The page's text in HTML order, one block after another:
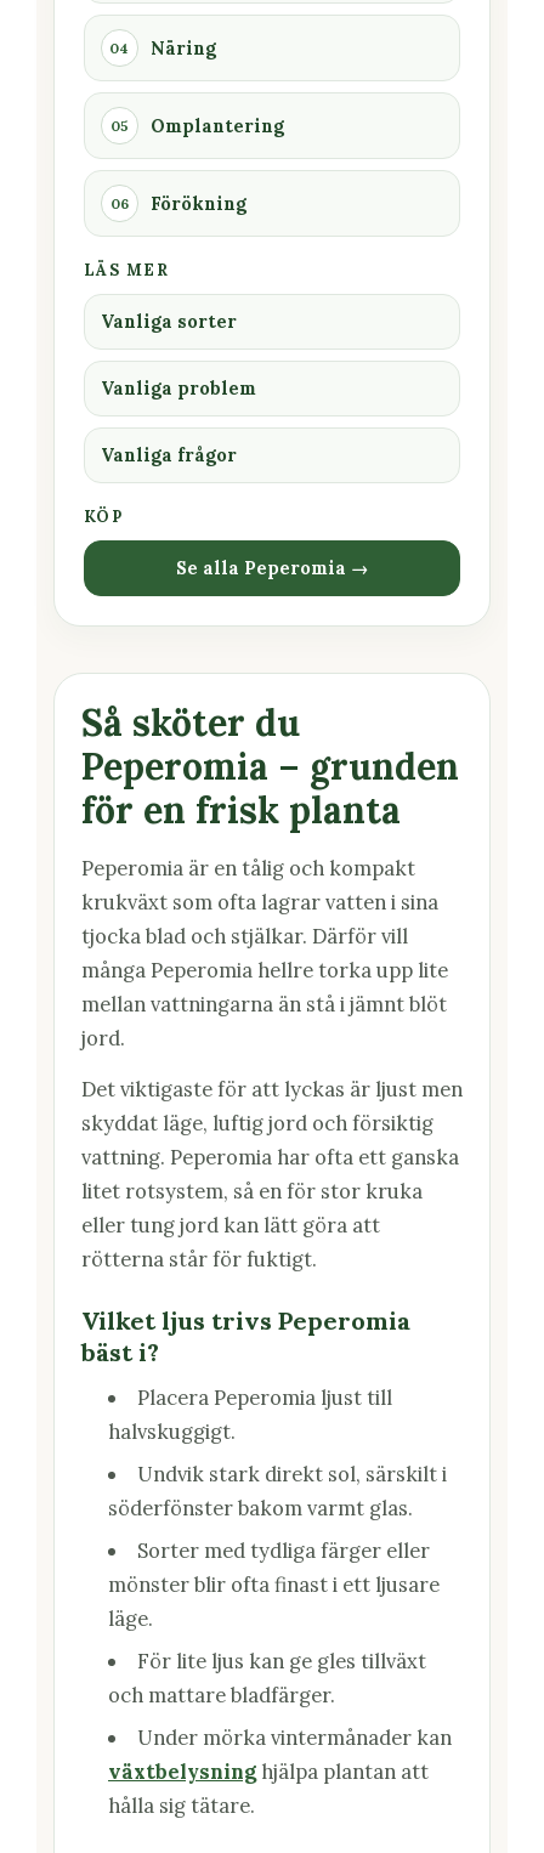
04 Näring
05 Omplantering
06 Förökning
LÄS MER
Vanliga sorter
Vanliga problem
Vanliga frågor
KÖP
Se alla Peperomia →
Så sköter du
Peperomia – grunden
för en frisk planta
Peperomia är en tålig och kompakt
krukväxt som ofta lagrar vatten i sina
tjocka blad och stjälkar. Därför vill
många Peperomia hellre torka upp lite
mellan vattningarna än stå i jämnt blöt
jord.
Det viktigaste för att lyckas är ljust men
skyddat läge, luftig jord och försiktig
vattning. Peperomia har ofta ett ganska
litet rotsystem, så en för stor kruka
eller tung jord kan lätt göra att
rötterna står för fuktigt.
Vilket ljus trivs Peperomia
bäst i?
Placera Peperomia ljust till
halvskuggigt.
Undvik stark direkt sol, särskilt i
söderfönster bakom varmt glas.
Sorter med tydliga färger eller
mönster blir ofta finast i ett ljusare
läge.
För lite ljus kan ge gles tillväxt
och mattare bladfärger.
Under mörka vintermånader kan
växtbelysning hjälpa plantan att
hålla sig tätare.